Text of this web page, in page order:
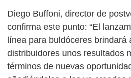
Diego Buffoni, director de
confirma este punto: “El
línea para buldóceres brindará
distribuidores unos resultados
términos de nuevas